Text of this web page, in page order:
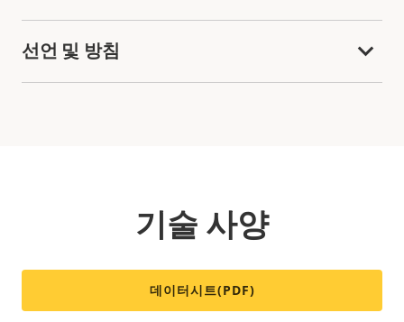
선언 및 방침
기술 사양
데이터시트(PDF)